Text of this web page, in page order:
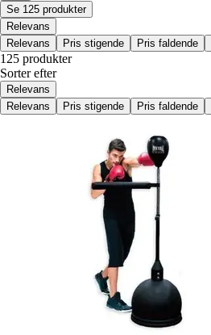
Se 125 produkter
Relevans
Relevans
Pris stigende Pris faldende
125 produkter
Sorter efter
Relevans
Relevans
Pris stigende Pris faldende